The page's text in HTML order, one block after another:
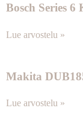
Bosch Series
Lue arvostelu »
Makita
Lue arvostelu »